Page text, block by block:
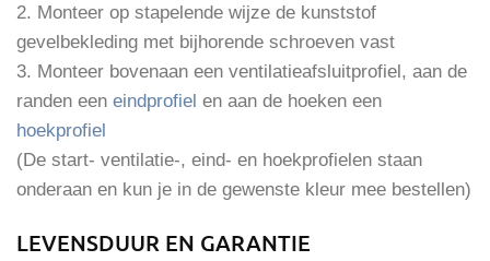
2. Monteer op stapelende wijze de kunststof
gevelbekleding met bijhorende schroeven vast
3. Monteer bovenaan een ventilatieafsluitprofiel, aan de
randen een eindprofiel en aan de hoeken een
hoekprofiel
(De start- ventilatie-, eind- en hoekprofielen staan
onderaan en kun je in de gewenste kleur mee bestellen)
LEVENSDUUR EN GARANTIE